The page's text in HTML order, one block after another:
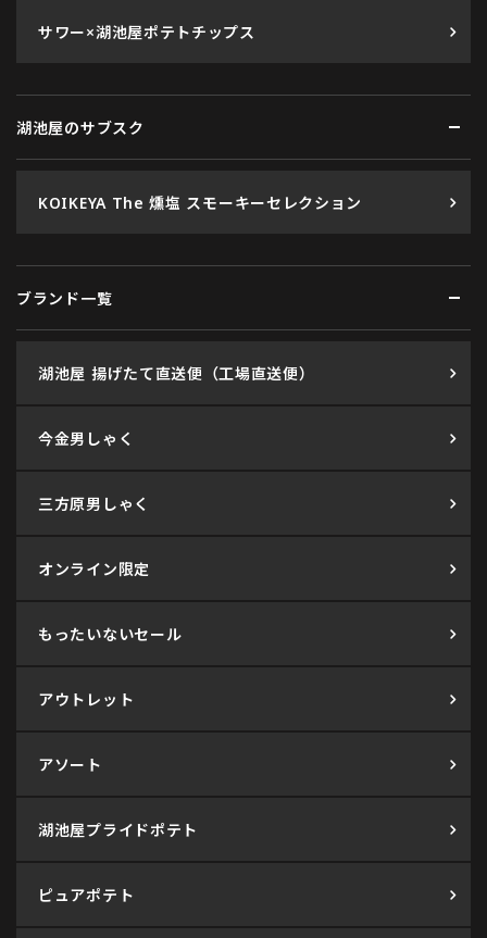
サワー×湖池屋ポテトチップス
湖池屋のサブスク
KOIKEYA The 燻塩 スモーキーセレクション
ブランド一覧
湖池屋 揚げたて直送便（工場直送便）
今金男しゃく
三方原男しゃく
オンライン限定
もったいないセール
アウトレット
アソート
湖池屋プライドポテト
ピュアポテト